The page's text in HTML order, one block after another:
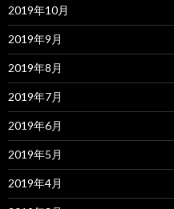
2019年10月
2019年9月
2019年8月
2019年7月
2019年6月
2019年5月
2019年4月